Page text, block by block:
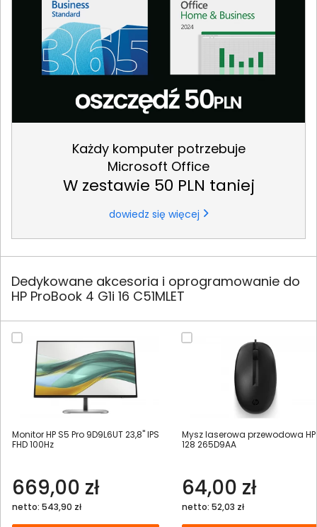
Każdy komputer potrzebuje
Microsoft Office
W zestawie 50 PLN taniej
dowiedz się więcej
Dedykowane akcesoria i oprogramowanie do
HP ProBook 4 G1i 16 C51MLET
Monitor HP S5 Pro 9D9L6UT 23,8" IPS
FHD 100Hz
669,00 zł
netto: 543,90 zł
Mysz laserowa przewodowa HP
128 265D9AA
64,00 zł
netto: 52,03 zł